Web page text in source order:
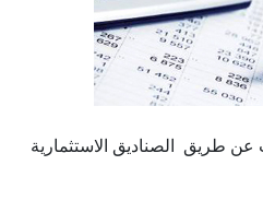
طريق الصناديق الاستثمارية